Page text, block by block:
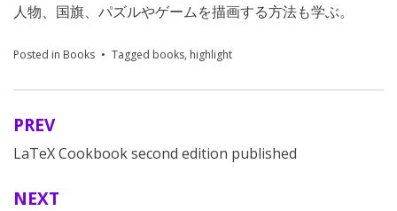
人物、国旗、パズルやゲームを描画する方法も学ぶ。
Posted in Books Tagged books, highlight
Post
navigation
PREV
LaTeX Cookbook second edition published
NEXT